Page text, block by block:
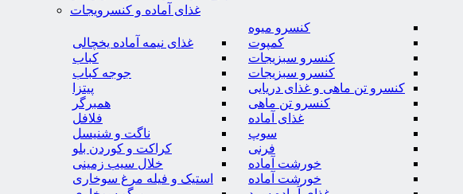
غذای آماده و کنسرویجات
کنسرو میوه
کمپوت
کنسرو سبزیجات
کنسرو سبزیجات
کنسرو تن ماهی و غذای دریایی
کنسرو تن ماهی
غذای آماده
سوپ
فرنی
خورشت آماده
خورشت آماده
غذای نیمه آماده یخچالی
کباب
جوجه کباب
پیتزا
همبرگر
فلافل
ناگت و شنیسل
کراکت و کوردن بلو
خلال سیب زمینی
استیک و فیله مرغ سوخاری